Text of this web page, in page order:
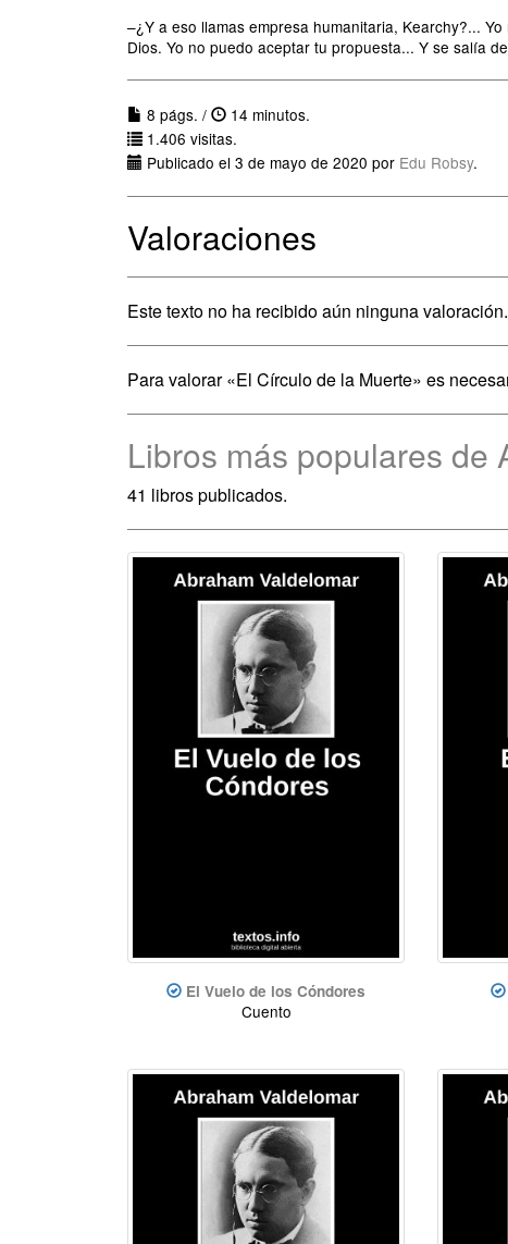
–¿Y a eso llamas empresa humanitaria, Kearchy?...
Dios. Yo no puedo aceptar tu propuesta... Y se salía
8 págs. /
14 minutos.
1.406 visitas.
Publicado el 3 de mayo de 2020 por Edu Robsy.
Valoraciones
Este texto no ha recibido aún ninguna valoración.
Para valorar «El Círculo de la Muerte» es
Libros más populares de
41 libros publicados.
El Vuelo de los Cóndores
Cuento